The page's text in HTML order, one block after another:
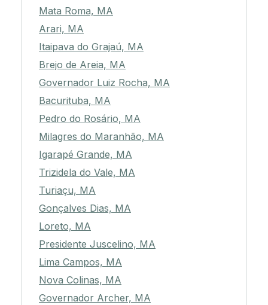
Mata Roma, MA
Arari, MA
Itaipava do Grajaú, MA
Brejo de Areia, MA
Governador Luiz Rocha, MA
Bacurituba, MA
Pedro do Rosário, MA
Milagres do Maranhão, MA
Igarapé Grande, MA
Trizidela do Vale, MA
Turiaçu, MA
Gonçalves Dias, MA
Loreto, MA
Presidente Juscelino, MA
Lima Campos, MA
Nova Colinas, MA
Governador Archer, MA